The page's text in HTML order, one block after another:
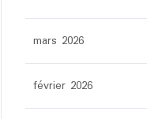
mars 2026
février 2026